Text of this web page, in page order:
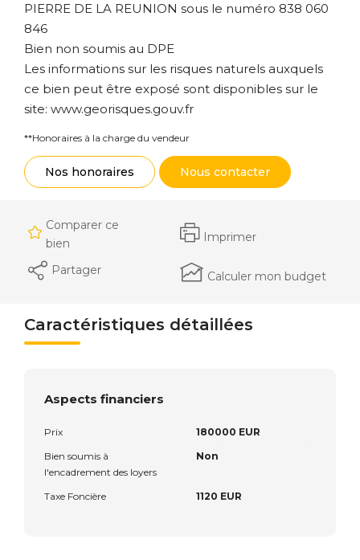
PIERRE DE LA REUNION sous le numéro 838 060
846
Bien non soumis au DPE
Les informations sur les risques naturels auxquels
ce bien peut être exposé sont disponibles sur le
site: www.georisques.gouv.fr
**Honoraires à la charge du vendeur
Nos honoraires Nous contacter
Comparer ce
bien
Imprimer
Partager Calculer mon budget
Caractéristiques détaillées
Aspects financiers
Prix
180000 EUR
Bien soumis à
l'encadrement des loyers
Non
Taxe Foncière 1120 EUR